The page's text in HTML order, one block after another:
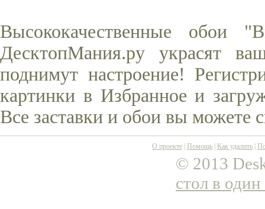
Высококачественные обои
ДесктопМания.ру украсят
поднимут настроение!
картинки в Избранное и
Все заставки и обои вы можете
О проекте Помощь Как удалить
© 2013
стол в